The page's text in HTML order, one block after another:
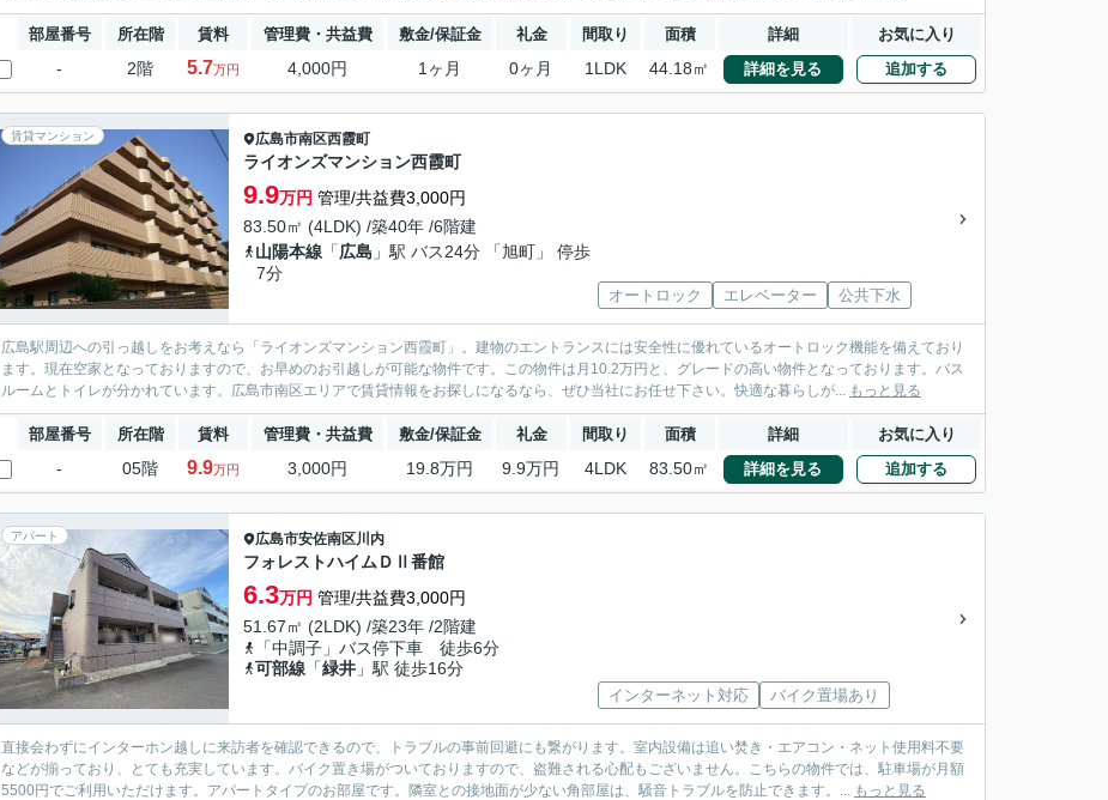
部屋番号 所在階 賃料 管理費・共益費 敷金/保証金 礼金 間取り 面積 詳細 お気に入り
- 2階 5.7万円 4,000円 1ヶ月 0ヶ月 1LDK 44.18㎡ 詳細を見る 追加する
賃貸マンション 広島市南区西霞町
ライオンズマンション西霞町
9.9万円 管理/共益費3,000円
83.50㎡ (4LDK) /築40年 /6階建
山陽本線 「広島 」駅 バス24分 「旭町」 停歩
7分
オートロック エレベーター 公共下水
広島駅周辺への引っ越しをお考えなら「ライオンズマンション西霞町」。建物のエントランスには安全性に優れているオートロック機能を備えており
ます。現在空家となっておりますので、お早めのお引越しが可能な物件です。この物件は月10.2万円と、グレードの高い物件となっております。バス
ルームとトイレが分かれています。広島市南区エリアで賃貸情報をお探しになるなら、ぜひ当社にお任せ下さい。快適な暮らしが... もっと見る
部屋番号 所在階 賃料 管理費・共益費 敷金/保証金 礼金 間取り 面積 詳細 お気に入り
- 05階 9.9万円 3,000円 19.8万円 9.9万円 4LDK 83.50㎡ 詳細を見る 追加する
アパート 広島市安佐南区川内
フォレストハイムＤⅡ番館
6.3万円 管理/共益費3,000円
51.67㎡ (2LDK) /築23年 /2階建
「中調子」バス停下車 徒歩6分
可部線 「緑井 」駅 徒歩16分
インターネット対応 バイク置場あり
直接会わずにインターホン越しに来訪者を確認できるので、トラブルの事前回避にも繋がります。室内設備は追い焚き・エアコン・ネット使用料不要
などが揃っており、とても充実しています。バイク置き場がついておりますので、盗難される心配もございません。こちらの物件では、駐車場が月額
5500円でご利用いただけます。アパートタイプのお部屋です。隣室との接地面が少ない角部屋は、騒音トラブルを防止できます。... もっと見る